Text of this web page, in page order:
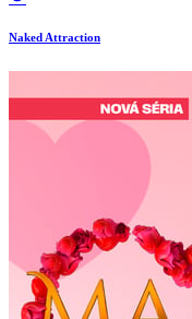
Naked Attraction